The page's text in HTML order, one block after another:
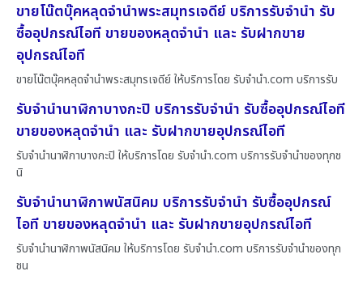
ขายโน๊ตบุ๊คหลุดจำนำพระสมุทรเจดีย์ บริการรับจำนำ รับ
ซื้ออุปกรณ์ไอที ขายของหลุดจำนำ และ รับฝากขาย
อุปกรณ์ไอที
ขายโน๊ตบุ๊คหลุดจำนำพระสมุทรเจดีย์ ให้บริการโดย รับจํานํา.com บริการรับ
รับจำนำนาฬิกาบางกะปิ บริการรับจำนำ รับซื้ออุปกรณ์ไอที
ขายของหลุดจำนำ และ รับฝากขายอุปกรณ์ไอที
รับจำนำนาฬิกาบางกะปิ ให้บริการโดย รับจํานํา.com บริการรับจำนำของทุกช
นิ
รับจำนำนาฬิกาพนัสนิคม บริการรับจำนำ รับซื้ออุปกรณ์
ไอที ขายของหลุดจำนำ และ รับฝากขายอุปกรณ์ไอที
รับจำนำนาฬิกาพนัสนิคม ให้บริการโดย รับจํานํา.com บริการรับจำนำของทุก
ชน